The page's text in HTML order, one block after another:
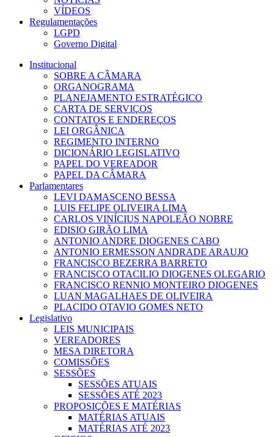
VÍDEOS
Regulamentações
LGPD
Governo Digital
Institucional
SOBRE A CÂMARA
ORGANOGRAMA
PLANEJAMENTO ESTRATÉGICO
CARTA DE SERVIÇOS
CONTATOS E ENDEREÇOS
LEI ORGÂNICA
REGIMENTO INTERNO
DICIONÁRIO LEGISLATIVO
PAPEL DO VEREADOR
PAPEL DA CÂMARA
Parlamentares
LEVI DAMASCENO BESSA
LUIS FELIPE OLIVEIRA LIMA
CARLOS VINÍCIUS NAPOLEÃO NOBRE
EDISIO GIRÃO LIMA
ANTONIO ANDRE DIOGENES CABO
ANTONIO ERMESSON ANDRADE ARAUJO
FRANCISCO BEZERRA BARRETO
FRANCISCO OTACILIO DIOGENES OLEGARIO
FRANCISCO RENNIO MONTEIRO DIOGENES
LUAN MAGALHAES DE OLIVEIRA
PLACIDO OTAVIO GOMES NETO
Legislativo
LEIS MUNICIPAIS
VEREADORES
MESA DIRETORA
COMISSÕES
SESSÕES
SESSÕES ATUAIS
SESSÕES ATÉ 2023
PROPOSIÇÕES E MATÉRIAS
MATÉRIAS ATUAIS
MATÉRIAS ATÉ 2023